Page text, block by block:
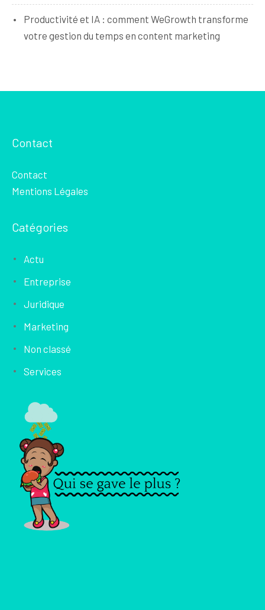
Productivité et IA : comment WeGrowth transforme
votre gestion du temps en content marketing
Contact
Contact
Mentions Légales
Catégories
Actu
Entreprise
Juridique
Marketing
Non classé
Services